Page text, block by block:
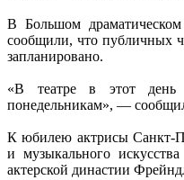
В Большом
сообщили, что публичных
запланировано.
«В театре в этот
понедельникам», —
К юбилею актрисы Санкт-
и музыкального
актерской династии